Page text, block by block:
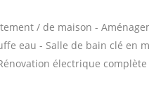
/ de maison -
eau - Salle de bain clé en
électrique